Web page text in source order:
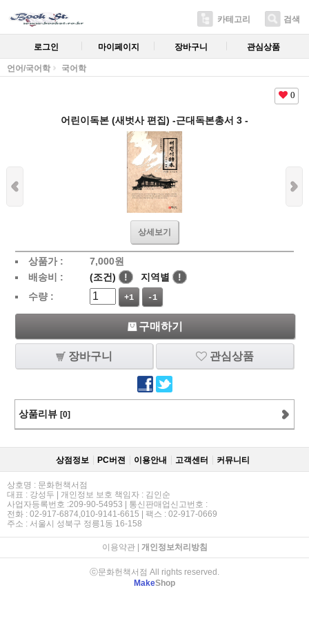
카테고리 검색
로그인 마이페이지 장바구니 관심상품
언어/국어학 국어학
0
어린이독본 (새벗사 편집) -근대독본총서 3 -
상세보기
상품가 : 7,000원
배송비 :
(조건) ! 지역별
!
수량 :
+1 -1
구매하기
장바구니 관심상품
상품리뷰 [0]
상점정보 PC버젼 이용안내 고객센터 커뮤니티
상호명 : 문화헌책서점
대표 : 강성두 | 개인정보 보호 책임자 : 김인순
사업자등록번호 :209-90-54953 | 통신판매업신고번호 :
전화 : 02-917-6874,010-9141-6615 | 팩스 : 02-917-0669
주소 : 서울시 성북구 정릉1동 16-158
이용약관| 개인정보처리방침
ⓒ문화헌책서점 All rights reserved.
MakeShop